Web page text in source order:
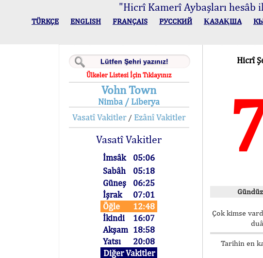
"Hicrî Kamerî Aybaşları hesâb
TÜRKÇE ENGLISH FRANÇAIS РУССКИЙ ҚАЗАҚША
Ülkeler Listesi İçin Tıklayınız
Vohn Town
Nimba / Liberya
Vasatî Vakitler/ Ezânî Vakitler
Vasatî Vakitler
İmsâk
05:06
Sabâh
05:18
Güneş
06:25
İşrak
07:01
Öğle
12:48
İkindi
16:07
Akşam 18:58
Yatsı
20:08
Diğer Vakitler
Hicrî
Çok kimse
Tarihin en